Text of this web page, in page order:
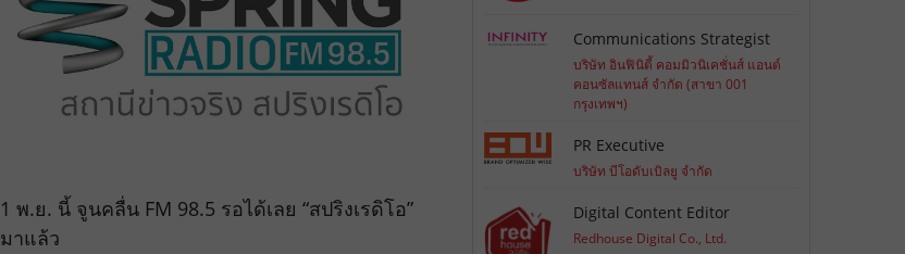
1 พ.ย. นี้ จูนคลื่น FM 98.5 รอได้เลย “สปริงเรดิโอ”
มาแล้ว
Communications Strategist
บริษัท อินฟินิตี้ คอมมิวนิเคชั่นส์ แอนด์
คอนซัลแทนส์ จำกัด (สาขา 001
กรุงเทพฯ)
PR Executive
บริษัท บีโอดับเบิลยู จำกัด
Digital Content Editor
Redhouse Digital Co., Ltd.